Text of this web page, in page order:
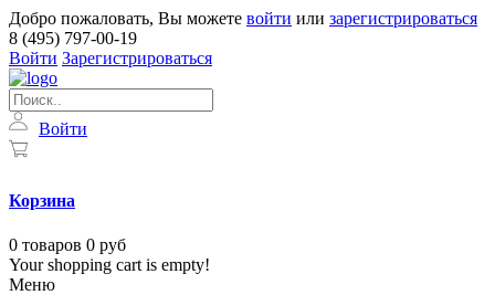
Добро пожаловать, Вы можете войти или зарегистрироваться
8 (495) 797-00-19
Войти Зарегистрироваться
Войти
Корзина
0 товаров 0 руб
Your shopping cart is empty!
Меню